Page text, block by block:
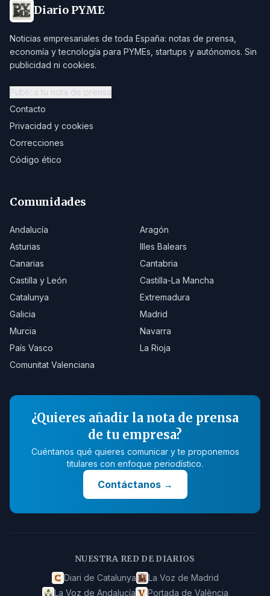
Diario PYME
Noticias empresariales de toda España: notas de prensa,
economía y tecnología para PYMEs, startups y autónomos. Sin
publicidad ni cookies.
Publica tu nota de prensa
Contacto
Privacidad y cookies
Correcciones
Código ético
Comunidades
Andalucía
Aragón
Asturias
Illes Balears
Canarias
Cantabria
Castilla y León
Castilla-La Mancha
Catalunya
Extremadura
Galicia
Madrid
Murcia
Navarra
País Vasco
La Rioja
Comunitat Valenciana
¿Quieres añadir la nota de prensa
de tu empresa?
Cuéntanos qué quieres comunicar y te proponemos
titulares con enfoque periodístico.
Contáctanos→
NUESTRA RED DE DIARIOS
Diari de Catalunya
La Voz de Madrid
La Voz de Andalucía
Portada de València